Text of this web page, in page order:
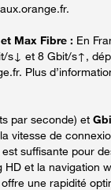
Max Fibre : En
s↓ et 8 Gbit/s↑,
Plus
par seconde) et
vitesse de
suffisante pour
HD et la navigation
une rapidité